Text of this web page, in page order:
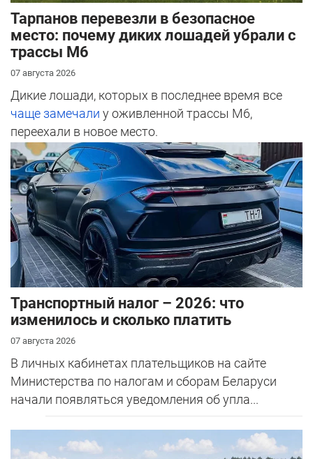
Тарпанов перевезли в безопасное
место: почему диких лошадей убрали с
трассы М6
07 августа 2026
Дикие лошади, которых в последнее время все
чаще замечали у оживленной трассы М6,
переехали в новое место.
Транспортный налог – 2026: что
изменилось и сколько платить
07 августа 2026
В личных кабинетах плательщиков на сайте
Министерства по налогам и сборам Беларуси
начали появляться уведомления об упла...